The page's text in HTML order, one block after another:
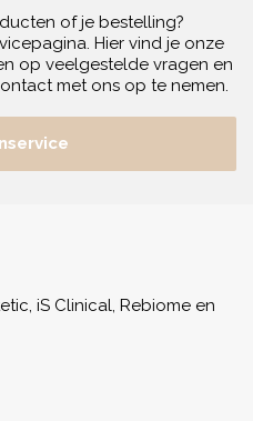
of je bestelling?
Hier vind je onze
op veelgestelde vragen en
met ons op te nemen.
iS Clinical, Rebiome en